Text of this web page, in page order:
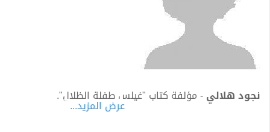
نجود هلالي- مؤلفة كتاب "غيلس طفلة الظلال".
عرض المزيد...